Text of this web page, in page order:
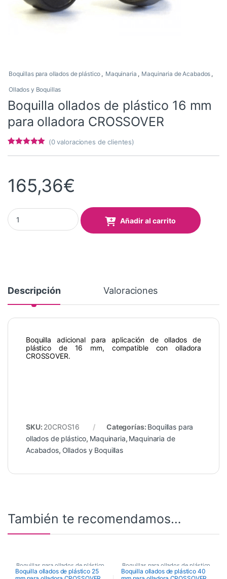
Boquillas para ollados de plástico , Maquinaria , Maquinaria de Acabados ,
Ollados y Boquillas
Boquilla ollados de plástico 16 mm
para olladora CROSSOVER
s de
clientes
(0valoraciones de clientes)
165,36€
Boquilla ollados de plástico 16 mm para olladora CROSSOVER
Añadir al carrito
Descripción Valoraciones
Boquilla adicional para aplicación de ollados de
plástico de 16 mm, compatible con olladora
CROSSOVER.
SKU: 20CROS16 Categorías: Boquillas para
ollados de plástico, Maquinaria, Maquinaria de
Acabados, Ollados y Boquillas
También te recomendamos…
Boquillas para ollados de plástico
Boquilla ollados de plástico 25
Boquillas para ollados de plástico
Boquilla ollados de plástico 40